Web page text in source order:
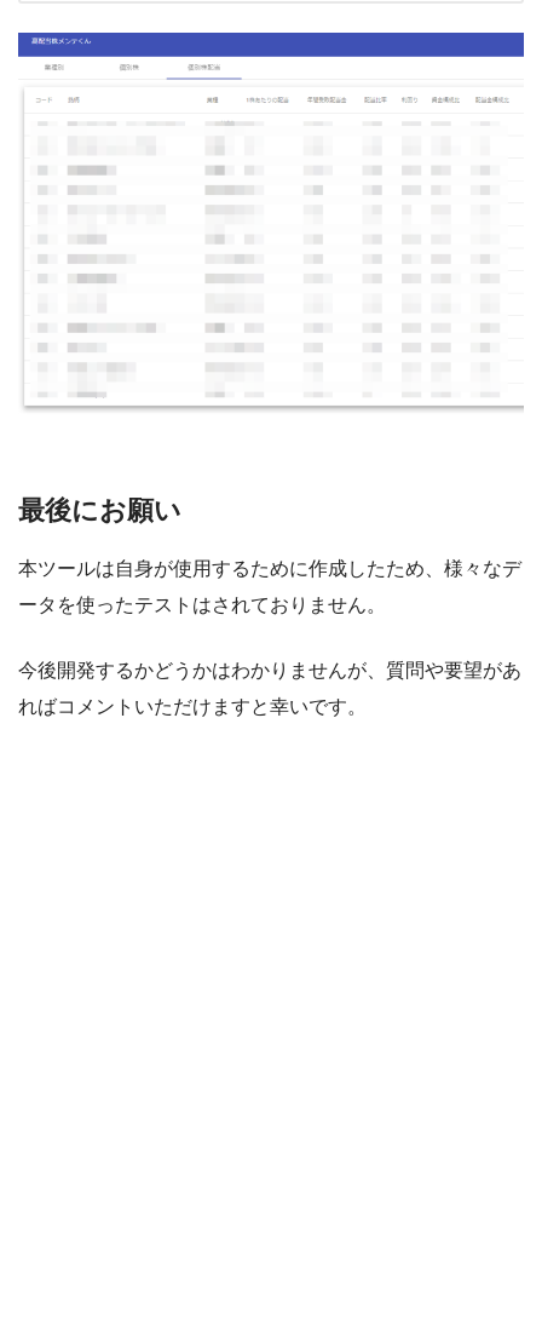
最後にお願い
本ツールは自身が使用するために作成したため、様々なデ
ータを使ったテストはされておりません。
今後開発するかどうかはわかりませんが、質問や要望があ
ればコメントいただけますと幸いです。